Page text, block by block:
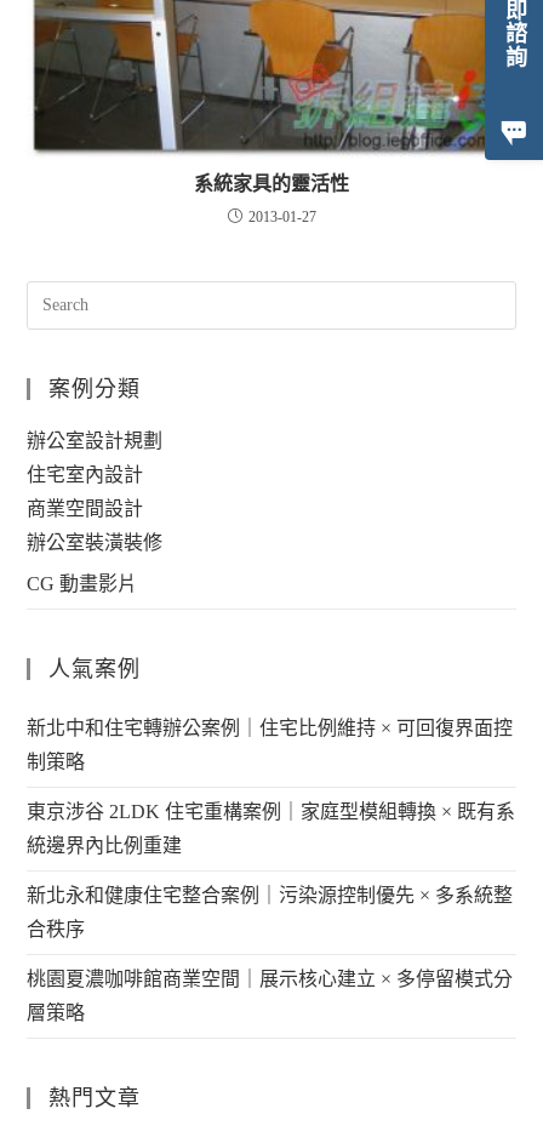
立即諮詢
系統家具的靈活性
2013-01-27
案例分類
辦公室設計規劃
住宅室內設計
商業空間設計
辦公室裝潢裝修
CG 動畫影片
人氣案例
新北中和住宅轉辦公案例｜住宅比例維持 × 可回復界面控
制策略
東京涉谷 2LDK 住宅重構案例｜家庭型模組轉換 × 既有系
統邊界內比例重建
新北永和健康住宅整合案例｜污染源控制優先 × 多系統整
合秩序
桃園夏濃咖啡館商業空間｜展示核心建立 × 多停留模式分
層策略
熱門文章